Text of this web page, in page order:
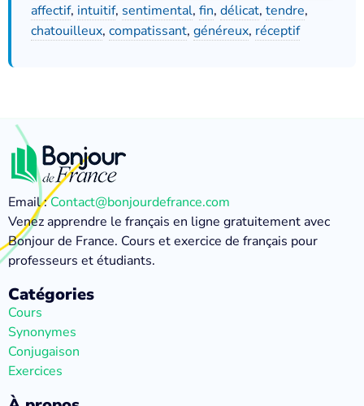
affectif, intuitif, sentimental, fin, délicat, tendre,
chatouilleux, compatissant, généreux, réceptif
Email :Contact@bonjourdefrance.com
Venez apprendre le français en ligne gratuitement avec
Bonjour de France. Cours et exercice de français pour
professeurs et étudiants.
Catégories
Cours
Synonymes
Conjugaison
Exercices